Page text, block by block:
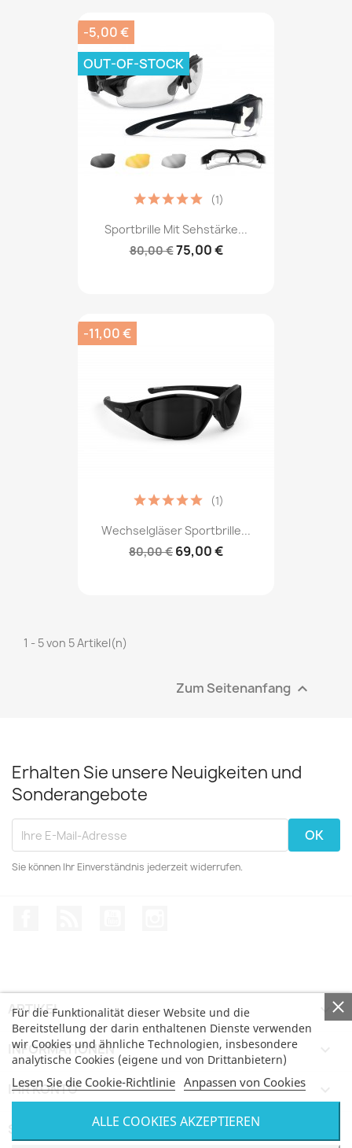
Sportbrille Mit Sehstärke...
80,00 €75,00 €
(1)
-5,00 €
OUT-OF-STOCK
Wechselgläser Sportbrille...
80,00 € 69,00 €
(1)
-11,00 €
1 - 5 von 5 Artikel(n)
Zum Seitenanfang 
Erhalten Sie unsere Neuigkeiten und
Sonderangebote
Sie können Ihr Einverständnis jederzeit widerrufen.
Für die Funktionalität dieser Website und die
Bereitstellung der darin enthaltenen Dienste verwenden
wir Cookies und ähnliche Technologien, insbesondere
analytische Cookies (eigene und von Drittanbietern)
Lesen Sie die Cookie-Richtlinie Anpassen von Cookies
ALLE COOKIES AKZEPTIEREN
ARTIKEL 
INFORMATIONEN
IHR KONTO
SHOP-EINSTELLUNGEN